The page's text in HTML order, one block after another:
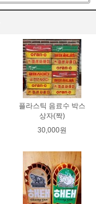
플라스틱 음료수 박스
상자(짝)
30,000원